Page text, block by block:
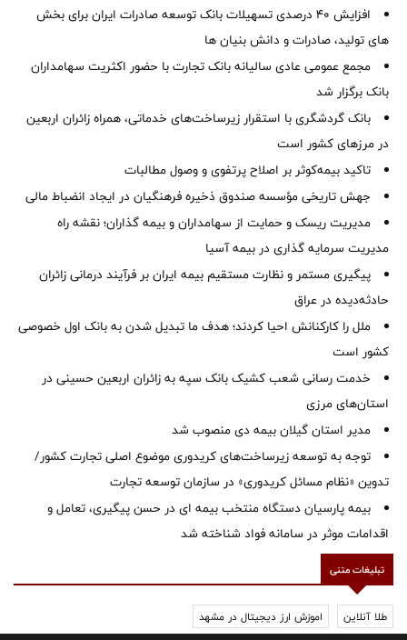
افزایش 40 درصدی تسهیلات بانک توسعه صادرات ایران برای بخش
های تولید، صادرات و دانش بنیان ها
مجمع عمومی عادی سالیانه بانک تجارت با حضور اکثریت سهامداران
بانک برگزار شد
بانک گردشگری با استقرار زیرساخت‌های خدماتی، همراه زائران اربعین
در مرزهای کشور است
تاکید بیمه‌کوثر بر اصلاح پرتفوی و وصول مطالبات ‌
جهش تاریخی مؤسسه صندوق ذخیره فرهنگیان در ایجاد انضباط مالی
مدیریت ریسک و حمایت از سهامداران و بیمه گذاران؛ نقشه راه
مدیریت سرمایه گذاری در بیمه آسیا
پیگیری مستمر و نظارت مستقیم بیمه ایران بر فرآیند درمانی زائران
حادثه‌دیده در عراق
ملل را کارکنانش احیا کردند؛ هدف ما تبدیل شدن به بانک اول خصوصی
کشور است
خدمت رسانی شعب کشیک بانک سپه به زائران اربعین حسینی در
استان‌‌های مرزی
‌مدیر استان گیلان بیمه دی منصوب شد
توجه به توسعه زیرساخت‌های کریدوری موضوع اصلی تجارت کشور/
تدوین «نظام مسائل کریدوری» در سازمان توسعه تجارت
بیمه پارسیان دستگاه منتخب بیمه ای در حسن پیگیری، تعامل و
اقدامات موثر در سامانه فواد شناخته شد
تبلیغات متنی
طلا آنلاین اموزش ارز دیجیتال در مشهد